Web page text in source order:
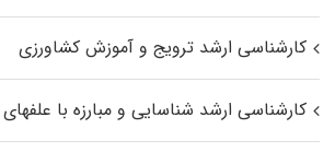
کارشناسی ارشد ترویج و آموزش کشاورزی
کارشناسی ارشد شناسایی و مبارزه با